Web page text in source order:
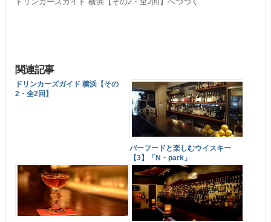
関連記事
ドリンカーズガイド 横浜【その
2・全2回】
バーフードと楽しむウイスキー
【3】「N・park」